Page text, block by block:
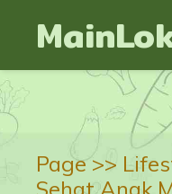
Page >>
Sehat Anak